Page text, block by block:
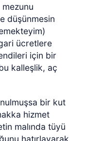
mezunu
düşünmesin
ücretlere
için bir
kalleşlik, aç
bir kut
hizmet
malında tüyü
hatırlayarak